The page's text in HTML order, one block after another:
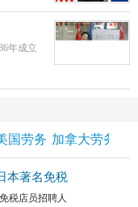
年成立
国劳务 加拿大劳务
本著名免税
税店员招聘人